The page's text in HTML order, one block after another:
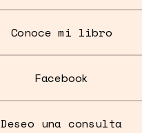
Conoce mi libro
Facebook
Deseo una consulta